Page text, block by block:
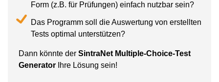
Form (z.B. für Prüfungen) einfach nutzbar sein?
Das Programm soll die Auswertung von erstellten
Tests optimal unterstützen?
Dann könnte der SintraNet Multiple-Choice-Test
Generator Ihre Lösung sein!